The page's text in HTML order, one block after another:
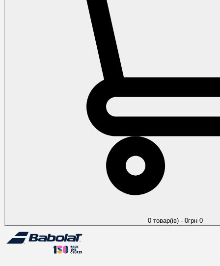
0 товар(ів) - 0грн 0